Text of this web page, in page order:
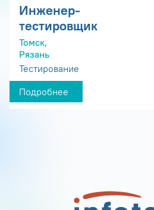
Инженер-
тестировщик
Томск,
Рязань
Тестирование
Подробнее